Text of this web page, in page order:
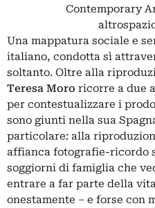
Contemporary
Una mappatura sociale e
italiano, condotta sì
soltanto. Oltre alla
Teresa Moro ricorre a due
per contestualizzare i
sono giunti nella sua
particolare: alla
affianca fotografie-ricordo
soggiorni di famiglia che
entrare a far parte della
onestamente – e forse con